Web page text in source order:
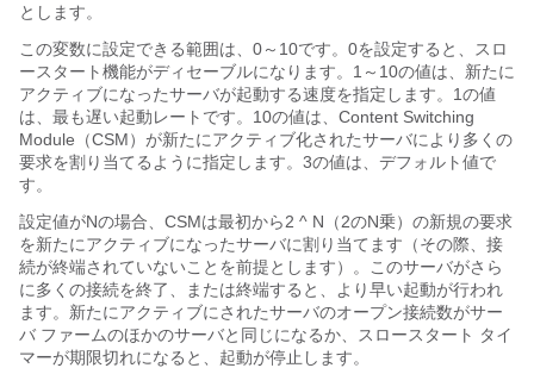
とします。
この変数に設定できる範囲は、0～10です。0を設定すると、スロ
ースタート機能がディセーブルになります。1～10の値は、新たに
アクティブになったサーバが起動する速度を指定します。1の値
は、最も遅い起動レートです。10の値は、Content Switching
Module（CSM）が新たにアクティブ化されたサーバにより多くの
要求を割り当てるように指定します。3の値は、デフォルト値で
す。
設定値がNの場合、CSMは最初から2 ^ N（2のN乗）の新規の要求
を新たにアクティブになったサーバに割り当てます（その際、接
続が終端されていないことを前提とします）。このサーバがさら
に多くの接続を終了、または終端すると、より早い起動が行われ
ます。新たにアクティブにされたサーバのオープン接続数がサー
バ ファームのほかのサーバと同じになるか、スロースタート タイ
マーが期限切れになると、起動が停止します。